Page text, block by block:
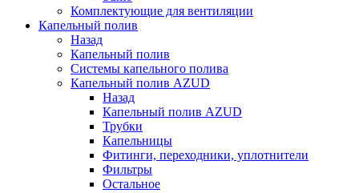
Комплектующие для вентиляции
Капельный полив
Назад
Капельный полив
Системы капельного полива
Капельный полив AZUD
Назад
Капельный полив AZUD
Трубки
Капельницы
Фитинги, переходники, уплотнители
Фильтры
Остальное